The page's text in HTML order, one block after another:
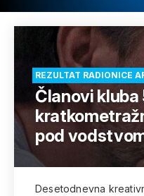
REZULTAT RADIONICE
Članovi kluba
pod
Desetodnevna